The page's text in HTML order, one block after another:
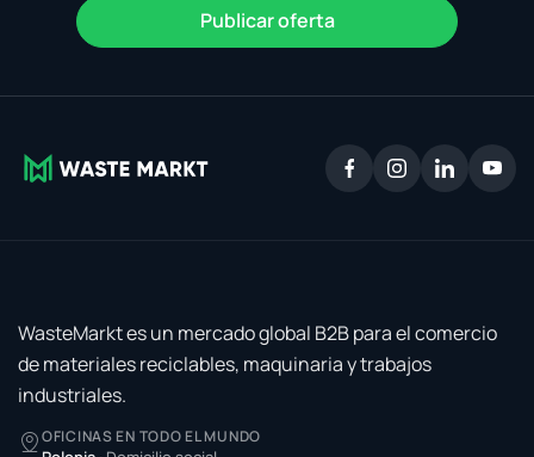
Publicar oferta
WasteMarkt es un mercado global B2B para el comercio
de materiales reciclables, maquinaria y trabajos
industriales.
OFICINAS EN TODO EL MUNDO